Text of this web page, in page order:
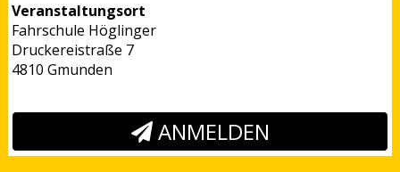
Veranstaltungsort
Fahrschule Höglinger
Druckereistraße 7
4810 Gmunden
ANMELDEN